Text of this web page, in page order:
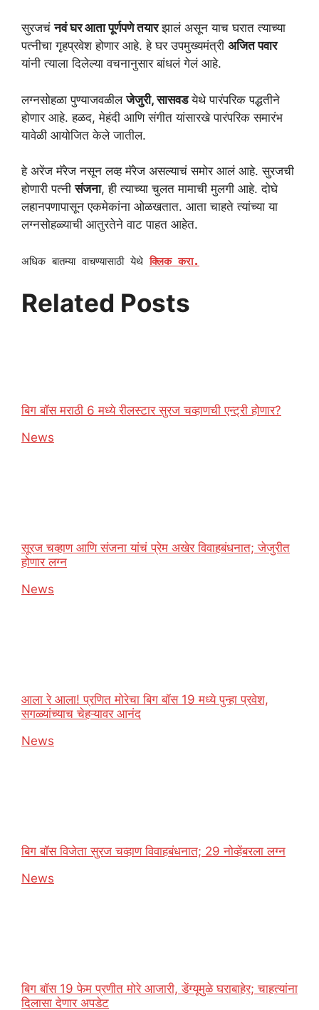
सुरजचंनवं घर आता पूर्णपणे तयारझालं असून याच घरात त्याच्या
पत्नीचा गृहप्रवेश होणार आहे. हे घर उपमुख्यमंत्री अजित पवार
यांनी त्याला दिलेल्या वचनानुसार बांधलं गेलं आहे.
लग्नसोहळा पुण्याजवळीलजेजुरी, सासवडयेथे पारंपरिक पद्धतीने
होणार आहे. हळद, मेहंदी आणि संगीत यांसारखे पारंपरिक समारंभ
यावेळी आयोजित केले जातील.
हे अरेंज मॅरेज नसून लव्ह मॅरेज असल्याचं समोर आलं आहे. सुरजची
होणारी पत्नीसंजना, ही त्याच्या चुलत मामाची मुलगी आहे. दोघे
लहानपणापासून एकमेकांना ओळखतात. आता चाहते त्यांच्या या
लग्नसोहळ्याची आतुरतेने वाट पाहत आहेत.
अधिक बातम्या वाचण्यासाठी येथेक्लिक करा.
Related Posts
बिग बॉस मराठी 6 मध्ये रीलस्टार सुरज चव्हाणची एन्ट्री होणार?
In relation to
News
सूरज चव्हाण आणि संजना यांचं प्रेम अखेर विवाहबंधनात; जेजुरीत
होणार लग्न
In relation to
News
आला रे आला! प्रणित मोरेचा बिग बॉस 19 मध्ये पुन्हा प्रवेश,
सगळ्यांच्याच चेहऱ्यावर आनंद
In relation to
News
बिग बॉस विजेता सुरज चव्हाण विवाहबंधनात; 29 नोव्हेंबरला लग्न
In relation to
News
बिग बॉस 19 फेम प्रणीत मोरे आजारी, डेंग्यूमुळे घराबाहेर; चाहत्यांना
दिलासा देणार अपडेट